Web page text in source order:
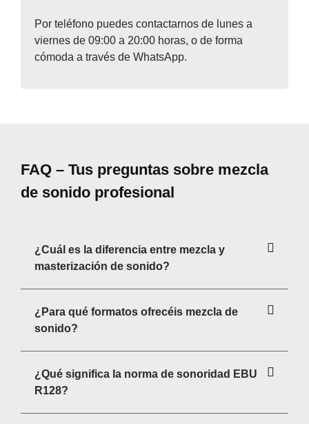
Por teléfono puedes contactarnos de lunes a
viernes de 09:00 a 20:00 horas, o de forma
cómoda a través de WhatsApp.
FAQ – Tus preguntas sobre mezcla
de sonido profesional
¿Cuál es la diferencia entre mezcla y
masterización de sonido?
¿Para qué formatos ofrecéis mezcla de
sonido?
¿Qué significa la norma de sonoridad EBU
R128?